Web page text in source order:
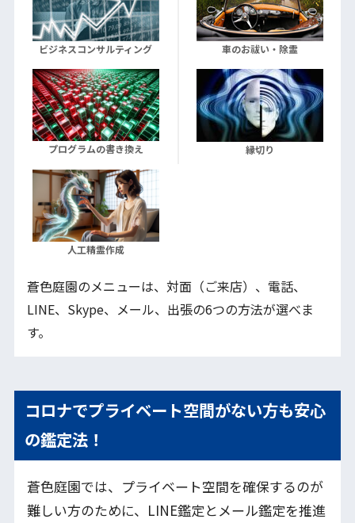
ビジネスコンサルティング 車のお祓い・除霊
プログラムの書き換え 縁切り
人工精霊作成
蒼色庭園のメニューは、対面（ご来店）、電話、
LINE、Skype、メール、出張の6つの方法が選べま
す。
コロナでプライベート空間がない方も安心
の鑑定法！
蒼色庭園では、プライベート空間を確保するのが
難しい方のために、LINE鑑定とメール鑑定を推進